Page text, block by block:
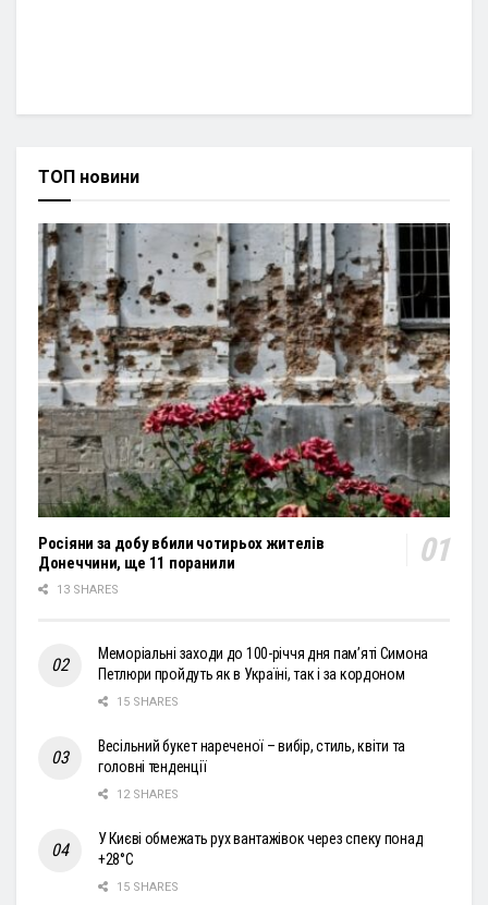
ТОП новини
Росіяни за добу вбили чотирьох жителів
Донеччини, ще 11 поранили
13 SHARES
Меморіальні заходи до 100-річчя дня пам’яті Симона
Петлюри пройдуть як в Україні, так і за кордоном
15 SHARES
Весільний букет нареченої – вибір, стиль, квіти та
головні тенденції
12 SHARES
У Києві обмежать рух вантажівок через спеку понад
+28°С
15 SHARES